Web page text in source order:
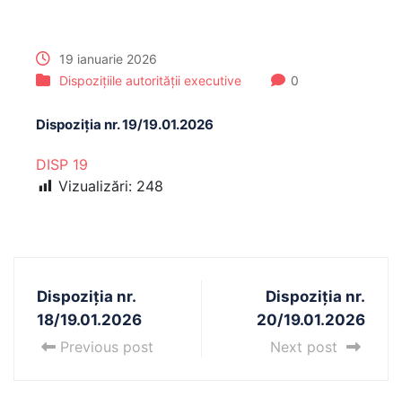
19 ianuarie 2026
Dispozițiile autorității executive
0
Dispoziția nr. 19/19.01.2026
DISP 19
Vizualizări: 248
Dispoziția nr.
18/19.01.2026
Previous post
Dispoziția nr.
20/19.01.2026
Next post